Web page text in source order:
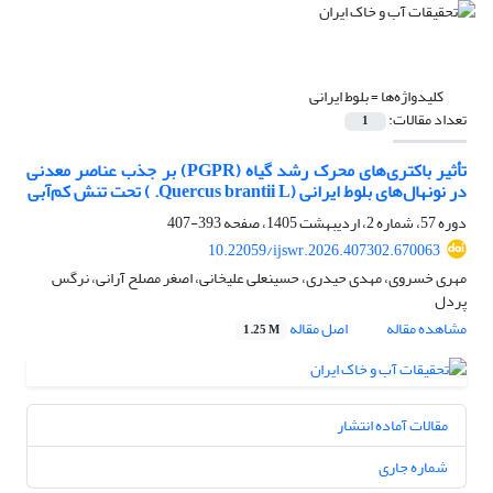
کلیدواژه‌ها =بلوط ایرانی
تعداد مقالات: 1
تأثیر باکتری‌های محرک رشد گیاه (PGPR) بر جذب عناصر معدنی
در نونهال‌های بلوط ایرانی (Quercus brantii L. ) تحت تنش کم‌آبی
دوره 57، شماره 2، اردیبهشت 1405، صفحه
393-407
10.22059/ijswr.2026.407302.670063
مهری خسروی، مهدی حیدری، حسینعلی علیخانی، اصغر مصلح آرانی، نرگس
پردل
مشاهده مقاله
اصل مقاله 1.25 M
مقالات آماده انتشار
شماره جاری